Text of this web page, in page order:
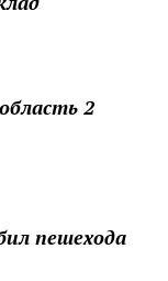
2
пешехода